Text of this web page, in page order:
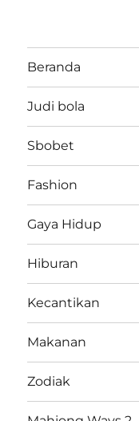
Beranda
Judi bola
Sbobet
Fashion
Gaya Hidup
Hiburan
Kecantikan
Makanan
Zodiak